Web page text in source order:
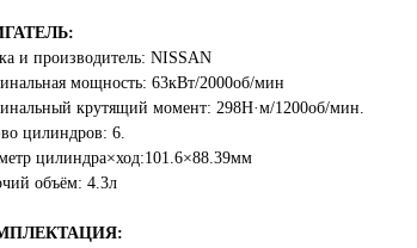
и производитель: NISSAN
мощность: 63кВт/2000об/мин
крутящий момент: 298Н·м/1200об/мин.
цилиндров: 6.
цилиндра×ход:101.6×88.39мм
объём: 4.3л